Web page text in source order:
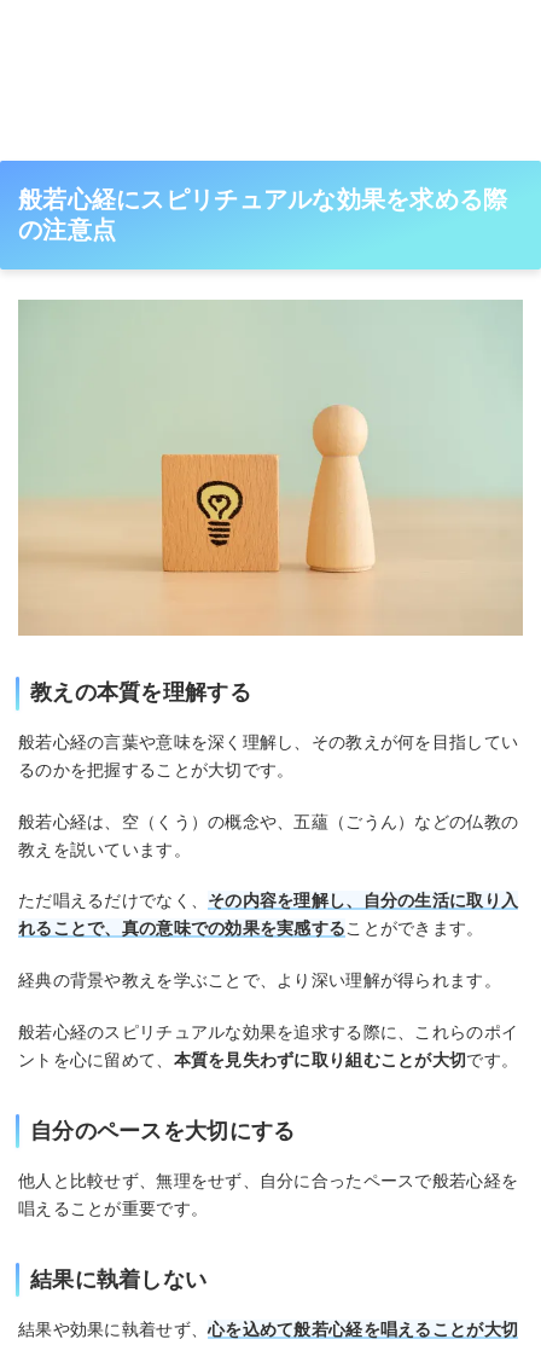
般若心経にスピリチュアルな効果を求める際
の注意点
教えの本質を理解する
般若心経の言葉や意味を深く理解し、その教えが何を目指してい
るのかを把握することが大切です。
般若心経は、空（くう）の概念や、五蘊（ごうん）などの仏教の
教えを説いています。
ただ唱えるだけでなく、 その内容を理解し、自分の生活に取り入
れることで、真の意味での効果を実感することができます。
経典の背景や教えを学ぶことで、より深い理解が得られます。
般若心経のスピリチュアルな効果を追求する際に、これらのポイ
ントを心に留めて、 本質を見失わずに取り組むことが大切です。
自分のペースを大切にする
他人と比較せず、無理をせず、自分に合ったペースで般若心経を
唱えることが重要です。
結果に執着しない
結果や効果に執着せず、心を込めて般若心経を唱えることが大切